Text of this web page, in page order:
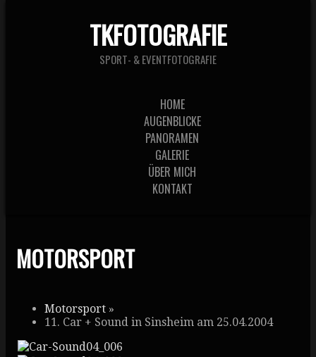
TKFOTOGRAFIE
SPORT- & EVENTFOTOGRAFIE
HOME
AUGENBLICKE
PANORAMEN
GALERIE
ÜBER MICH
KONTAKT
MOTORSPORT
Motorsport »
11. Car + Sound in Sinsheim am 25.04.2004